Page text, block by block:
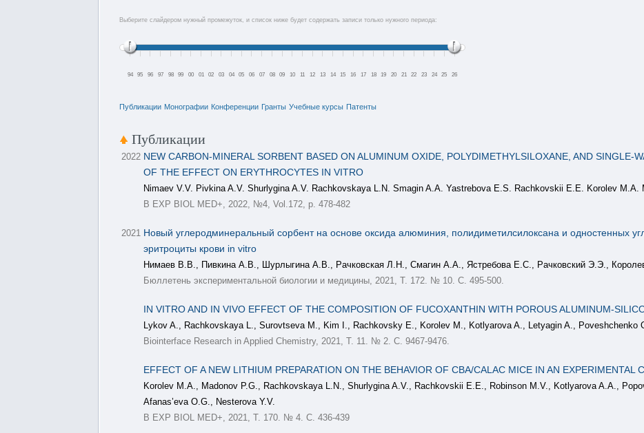
Выберите слайдером нужный промежуток, и список ниже будет содержать записи только нужного периода:
94 95 96 97 98 99 00 01 02 03 04 05 06 07 08 09 10 11 12 13 14 15 16 17 18 19 20 21 22 23 24 25 26
Публикации Монографии Конференции Гранты Учебные курсы Патенты
Публикации
2022 NEW CARBON-MINERAL SORBENT BASED ON ALUMINUM OXIDE, POLYDIMETHYLSILOXANE, AND SINGLE-
OF THE EFFECT ON ERYTHROCYTES IN VITRO
Nimaev V.V. Pivkina A.V. Shurlygina A.V. Rachkovskaya L.N. Smagin A.A. Yastrebova E.S. Rachkovskii E.E. Korolev M.A.
B EXP BIOL MED+, 2022, №4, Vol.172, p. 478-482
2021 Новый углеродминеральный сорбент на основе оксида алюминия, полидиметилсилоксана и одностенных
эритроциты крови in vitro
Нимаев В.В., Пивкина А.В., Шурлыгина А.В., Рачковская Л.Н., Смагин А.А., Ястребова Е.С., Рачковский Э.Э.,
Бюллетень экспериментальной биологии и медицины, 2021, Т. 172. № 10. С. 495-500.
IN VITRO AND IN VIVO EFFECT OF THE COMPOSITION OF FUCOXANTHIN WITH POROUS ALUMINUM-
Lykov A., Rachkovskaya L., Surovtseva M., Kim I., Rachkovsky E., Korolev M., Kotlyarova A., Letyagin A., Poveshchenko
Biointerface Research in Applied Chemistry, 2021, Т. 11. № 2. С. 9467-9476.
EFFECT OF A NEW LITHIUM PREPARATION ON THE BEHAVIOR OF CBA/CALAC MICE IN AN EXPERIMENTAL
Korolev M.A., Madonov P.G., Rachkovskaya L.N., Shurlygina A.V., Rachkovskii E.E., Robinson M.V., Kotlyarova A.A.,
Afanas’eva O.G., Nesterova Y.V.
B EXP BIOL MED+, 2021, Т. 170. № 4. С. 436-439